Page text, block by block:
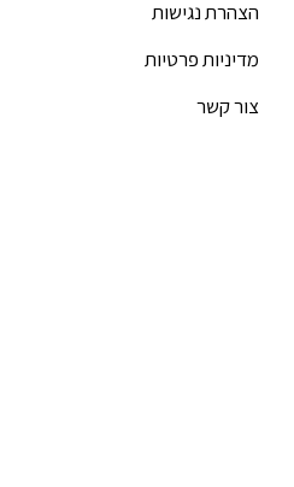
הצהרת נגישות
מדיניות פרטיות
צור קשר